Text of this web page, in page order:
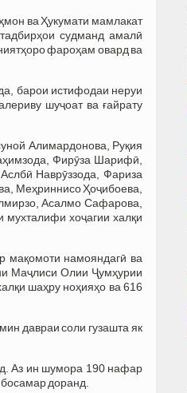
ва Ҳукумати мамлакат
судманд амалӣ
фароҳам овард ва
барои истифодаи неруи
шуҷоат ва ғайрату
Алимардонова, Руқия
Фирӯза Шарифӣ,
Наврӯззода, Фариза
Меҳриннисо Ҳоҷибоева,
Асалмо Сафарова,
хоҷагии халқи
мақомоти намояндагӣ ва
Маҷлиси Олии Ҷумҳурии
шаҳру ноҳияҳо ва 616
давраи соли гузашта як
Аз ин шумора 190 нафар
доранд.